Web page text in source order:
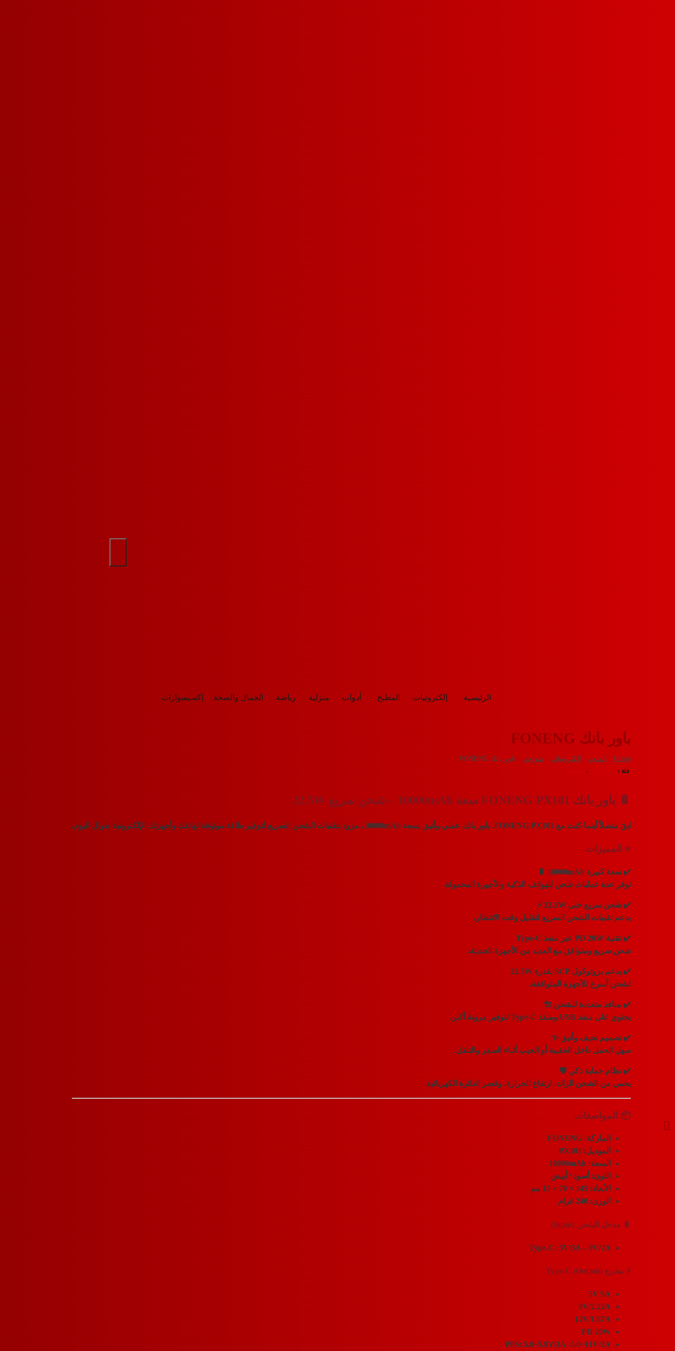
الرئيسية إلكترونيات المطبخ أدوات منزلية رياضة الجمال والصحة إكسيسوارات
باور بانك FONENG
Home المتجر إلكترونيات شواحن باور بانك FONENG
فئة : ,
🔋 باور بانك FONENG PX101 سعة 10000mAh – شحن سريع 22.5W
ابقَ متصلاً أينما كنت مع FONENG PX101، باور بانك عملي وأنيق بسعة 10000mAh، مزود بتقنيات الشحن السريع لتوفير طاقة موثوقة لهاتفك وأجهزتك الإلكترونية طوال اليوم.
⭐ المميزات
✔️ سعة كبيرة 10000mAh 🔋
توفر عدة عمليات شحن للهواتف الذكية والأجهزة المحمولة.
✔️ شحن سريع حتى 22.5W ⚡
يدعم تقنيات الشحن السريع لتقليل وقت الانتظار.
✔️تقنية PD 20W عبر منفذ Type-C
شحن سريع ومتوافق مع العديد من الأجهزة الحديثة.
✔️ يدعم بروتوكول SCP بقدرة 22.5W
لشحن أسرع للأجهزة المتوافقة.
✔️ منافذ متعددة للشحن 🔌
يحتوي على منفذ USB ومنفذ Type-C لتوفير مرونة أكبر.
✔️تصميم نحيف وأنيق ✨
سهل الحمل داخل الحقيبة أو الجيب أثناء السفر والتنقل.
✔️ نظام حماية ذكي 🛡️
يحمي من الشحن الزائد، ارتفاع الحرارة، وقصر الدائرة الكهربائية.
📦 المواصفات
الماركة:
الموديل:
السعة:
اللون: أسود / أبيض
الأبعاد:
الوزن:
🔋 مدخل الشحن (Input)
Type-C: 5V/3A – 9V/2A
⚡ مخرج Type-C (Output)
5V/3A
9V/2.22A
12V/1.67A
PD 20W
PPS: 5.0~5.9V/3A، 5.0~11V/2A